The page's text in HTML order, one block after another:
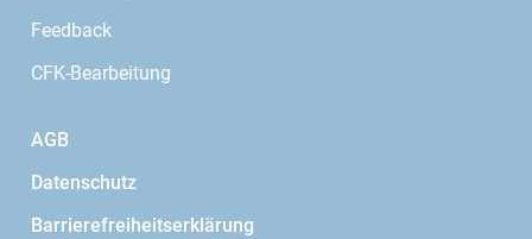
Feedback
CFK-Bearbeitung
AGB
Datenschutz
Barrierefreiheitserklärung